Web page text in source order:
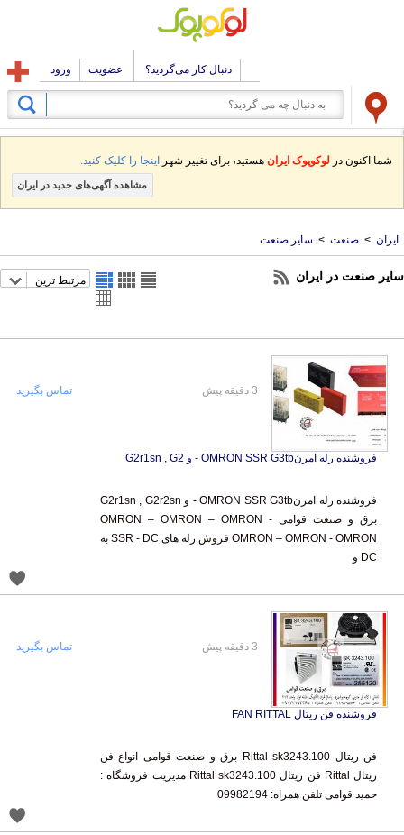
دنبال کار می‌گردید؟ عضویت ورود
شما اکنون در لوکوپوک ایران هستید، برای تغییر شهر اینجا را کلیک کنید.
مشاهده آگهی‌های جدید در ایران
ایران > صنعت > سایر صنعت
سایر صنعت در ایران مرتبط ترین
فروشنده رله امرنOMRON SSR G3tb - و G2r1sn , G2
فروشنده رله امرنOMRON SSR G3tb - و G2r1sn , G2r2sn
برق و صنعت قوامی OMRON – OMRON – OMRON -
OMRON – OMRON - OMRON فروش رله های SSR - DC به
DC و
3 دقیقه پیش تماس بگیرید
فروشنده فن ریتال FAN RITTAL
فن ریتال Rittal sk3243.100 برق و صنعت قوامی انواع فن
ریتال Rittal فن ریتال Rittal sk3243.100 مدیریت فروشگاه :
حمید قوامی تلفن همراه: 09982194
3 دقیقه پیش تماس بگیرید